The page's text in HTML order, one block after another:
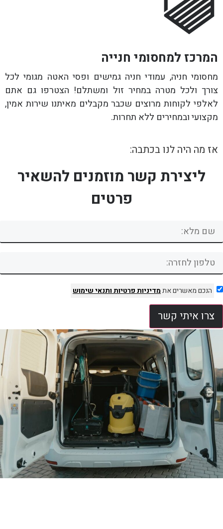
המרכז למחסומי חנייה
מחסומי חניה, עמודי חניה גמישים ופסי האטה מגומי לכל
צורך ולכל מטרה במחיר זול ומשתלם! הצטרפו גם אתם
לאלפי לקוחות מרוצים שכבר מקבלים מאיתנו שירות אמין,
מקצועי ובמחירים ללא תחרות.
אז מה היה לנו בכתבה:
ליצירת קשר מוזמנים להשאיר
פרטים
הנכם מאשרים אתמדיניות פרטיותותנאי שימוש
צרו איתי קשר